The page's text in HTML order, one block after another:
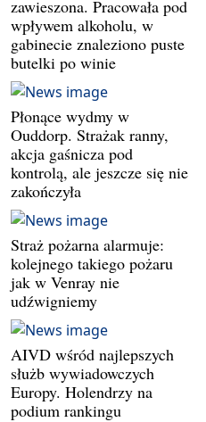
zawieszona. Pracowała pod
wpływem alkoholu, w
gabinecie znaleziono puste
butelki po winie
Płonące wydmy w
Ouddorp. Strażak ranny,
akcja gaśnicza pod
kontrolą, ale jeszcze się nie
zakończyła
Straż pożarna alarmuje:
kolejnego takiego pożaru
jak w Venray nie
udźwigniemy
AIVD wśród najlepszych
służb wywiadowczych
Europy. Holendrzy na
podium rankingu